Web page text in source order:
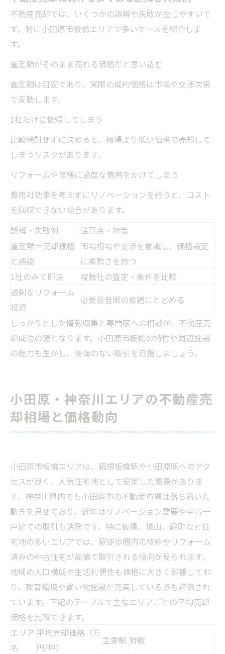
不動産売却では、いくつかの誤解や失敗が生じやすいで
す。特に小田原市板橋エリアで多いケースを紹介しま
す。
査定額がそのまま売れる価格だと思い込む
査定額は目安であり、実際の成約価格は市場や交渉次第
で変動します。
1社だけに依頼してしまう
比較検討せずに決めると、相場より低い価格で売却して
しまうリスクがあります。
リフォームや修繕に過度な費用をかけてしまう
費用対効果を考えずにリノベーションを行うと、コスト
を回収できない場合があります。
誤解・失敗例
注意点・対策
査定額＝売却価格
と誤認
市場相場や交渉を意識し、価格設定
に柔軟さを持つ
1社のみで即決
複数社の査定・条件を比較
過剰なリフォーム
投資
必要最低限の修繕にとどめる
しっかりとした情報収集と専門家への相談が、不動産売
却成功の鍵となります。小田原市板橋の特性や周辺施設
の魅力も生かし、後悔のない取引を目指しましょう。
小田原・神奈川エリアの不動産売
却相場と価格動向
小田原市板橋エリアは、箱根板橋駅や小田原駅へのアク
セスが良く、人気住宅地として安定した需要がありま
す。神奈川県内でも小田原市の不動産市場は落ち着いた
動きを見せており、近年はリノベーション需要や中古一
戸建ての取引も活発です。特に板橋、城山、緑町など住
宅地の多いエリアでは、駅徒歩圏内の物件やリフォーム
済みの中古住宅が高値で取引される傾向が見られます。
地域の人口構成や生活利便性も価格に大きく影響してお
り、教育環境や買い物施設が充実している点も評価され
ています。下記のテーブルで主なエリアごとの平均売却
価格を比較できます。
エリア
名
平均売却価格（万
円/坪）
主要駅 特徴